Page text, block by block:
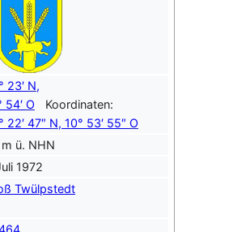
23′ N,
54′ O
Koordinaten:
22′ 47″ N, 10° 53′ 55″ O
ü. NHN
1972
Twülpstedt